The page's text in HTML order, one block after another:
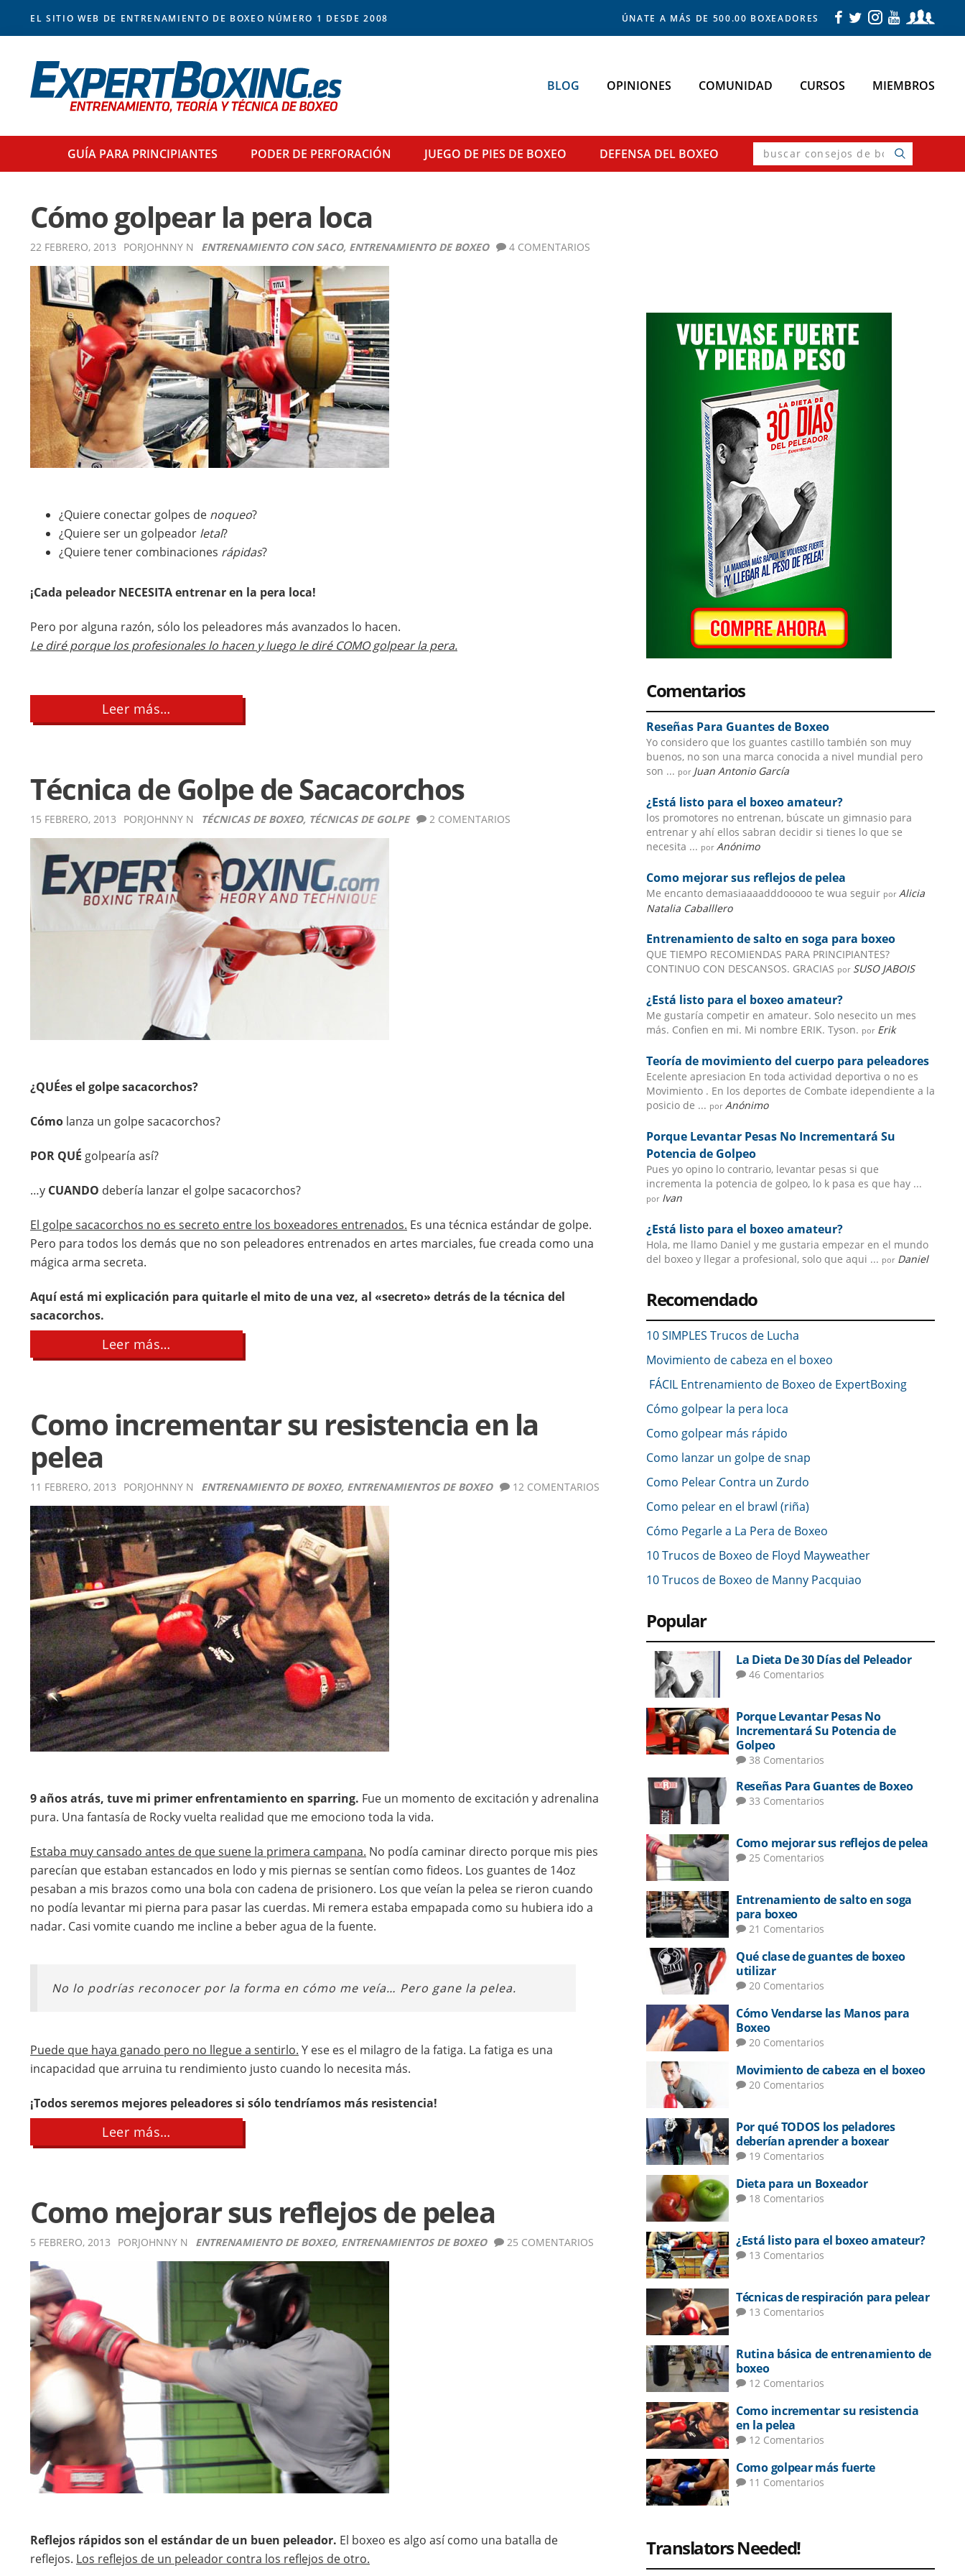
navigation
content
sidebar
EL SITIO WEB DE ENTRENAMIENTO DE BOXEO NÚMERO 1 DESDE 2008 ÚNATE A MÁS DE 500.00 BOXEADORES
BLOG OPINIONES COMUNIDAD CURSOS MIEMBROS
GUÍA PARA PRINCIPIANTES PODER DE PERFORACIÓN JUEGO DE PIES DE BOXEO DEFENSA DEL BOXEO buscar
consejos
de
boxeo
Cómo golpear la pera loca
22 FEBRERO, 2013 PORJOHNNY N ENTRENAMIENTO CON SACO, ENTRENAMIENTO DE BOXEO 4 COMENTARIOS
¿Quiere conectar golpes de noqueo?
¿Quiere ser un golpeador letal?
¿Quiere tener combinaciones rápidas?
¡Cada peleador NECESITA entrenar en la pera loca!
Pero por alguna razón, sólo los peleadores más avanzados lo hacen.
Le diré porque los profesionales lo hacen y luego le diré COMO golpear la pera.
Leer más…
Cómo
Técnica de Golpe de Sacacorchos
15 FEBRERO, 2013 PORJOHNNY N TÉCNICAS DE BOXEO, TÉCNICAS DE GOLPE 2 COMENTARIOS
¿QUÉes el golpe sacacorchos?
Cómo lanza un golpe sacacorchos?
POR QUÉ golpearía así?
…y CUANDO debería lanzar el golpe sacacorchos?
El golpe sacacorchos no es secreto entre los boxeadores entrenados. Es una técnica estándar de golpe.
Pero para todos los demás que no son peleadores entrenados en artes marciales, fue creada como una
mágica arma secreta.
Aquí está mi explicación para quitarle el mito de una vez, al «secreto» detrás de la técnica del
sacacorchos.
Leer más…
Técnica
Como incrementar su resistencia en la
pelea
11 FEBRERO, 2013 PORJOHNNY N ENTRENAMIENTO DE BOXEO, ENTRENAMIENTOS DE BOXEO 12 COMENTARIOS
9 años atrás, tuve mi primer enfrentamiento en sparring. Fue un momento de excitación y adrenalina
pura. Una fantasía de Rocky vuelta realidad que me emociono toda la vida.
Estaba muy cansado antes de que suene la primera campana. No podía caminar directo porque mis pies
parecían que estaban estancados en lodo y mis piernas se sentían como fideos. Los guantes de 14oz
pesaban a mis brazos como una bola con cadena de prisionero. Los que veían la pelea se rieron cuando
no podía levantar mi pierna para pasar las cuerdas. Mi remera estaba empapada como su hubiera ido a
nadar. Casi vomite cuando me incline a beber agua de la fuente.
No lo podrías reconocer por la forma en cómo me veía… Pero gane la pelea.
Puede que haya ganado pero no llegue a sentirlo. Y ese es el milagro de la fatiga. La fatiga es una
incapacidad que arruina tu rendimiento justo cuando lo necesita más.
¡Todos seremos mejores peleadores si sólo tendríamos más resistencia!
Leer más…
Como
la
pelea
Como mejorar sus reflejos de pelea
5 FEBRERO, 2013 PORJOHNNY N ENTRENAMIENTO DE BOXEO, ENTRENAMIENTOS DE BOXEO 25 COMENTARIOS
Reflejos rápidos son el estándar de un buen peleador. El boxeo es algo así como una batalla de
reflejos. Los reflejos de un peleador contra los reflejos de otro.
Comentarios
Reseñas Para Guantes de Boxeo
Yo considero que los guantes castillo también son muy
buenos, no son una marca conocida a nivel mundial pero
son ... por Juan Antonio García
¿Está listo para el boxeo amateur?
los promotores no entrenan, búscate un gimnasio para
entrenar y ahí ellos sabran decidir si tienes lo que se
necesita ... por Anónimo
Como mejorar sus reflejos de pelea
Me encanto demasiaaaadddooooo te wua seguir por Alicia
Natalia Caballlero
Entrenamiento de salto en soga para boxeo
QUE TIEMPO RECOMIENDAS PARA PRINCIPIANTES?
CONTINUO CON DESCANSOS. GRACIAS por SUSO JABOIS
¿Está listo para el boxeo amateur?
Me gustaría competir en amateur. Solo nesecito un mes
más. Confien en mi. Mi nombre ERIK. Tyson. por Erik
Teoría de movimiento del cuerpo para peleadores
Ecelente apresiacion En toda actividad deportiva o no es
Movimiento . En los deportes de Combate idependiente a la
posicio de ... por Anónimo
Porque Levantar Pesas No Incrementará Su
Potencia de Golpeo
Pues yo opino lo contrario, levantar pesas si que
incrementa la potencia de golpeo, lo k pasa es que hay ...
por Ivan
¿Está listo para el boxeo amateur?
Hola, me llamo Daniel y me gustaria empezar en el mundo
del boxeo y llegar a profesional, solo que aqui ... por Daniel
Recomendado
10 SIMPLES Trucos de Lucha
Movimiento de cabeza en el boxeo
FÁCIL Entrenamiento de Boxeo de ExpertBoxing
Cómo golpear la pera loca
Como golpear más rápido
Como lanzar un golpe de snap
Como Pelear Contra un Zurdo
Como pelear en el brawl (riña)
Cómo Pegarle a La Pera de Boxeo
10 Trucos de Boxeo de Floyd Mayweather
10 Trucos de Boxeo de Manny Pacquiao
Popular
La Dieta De 30 Días del Peleador
46 Comentarios
Porque Levantar Pesas No
Incrementará Su Potencia de
Golpeo
38 Comentarios
Reseñas Para Guantes de Boxeo
33 Comentarios
Como mejorar sus reflejos de pelea
25 Comentarios
Entrenamiento de salto en soga
para boxeo
21 Comentarios
Qué clase de guantes de boxeo
utilizar
20 Comentarios
Cómo Vendarse las Manos para
Boxeo
20 Comentarios
Movimiento de cabeza en el boxeo
20 Comentarios
Por qué TODOS los peladores
deberían aprender a boxear
19 Comentarios
Dieta para un Boxeador
18 Comentarios
¿Está listo para el boxeo amateur?
13 Comentarios
Técnicas de respiración para pelear
13 Comentarios
Rutina básica de entrenamiento de
boxeo
12 Comentarios
Como incrementar su resistencia
en la pelea
12 Comentarios
Como golpear más fuerte
11 Comentarios
Translators Needed!